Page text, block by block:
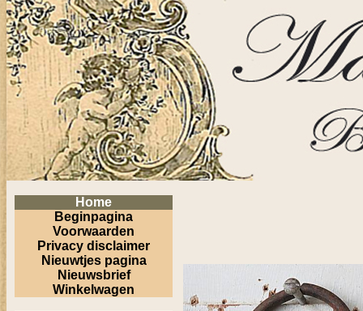
Home
Beginpagina
Voorwaarden
Privacy disclaimer
Nieuwtjes pagina
Nieuwsbrief
Winkelwagen